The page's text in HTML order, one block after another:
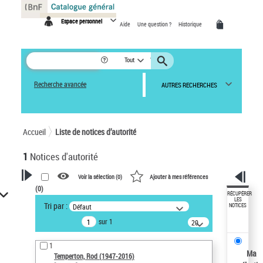
Espace personnel Aide Une question ? Historique
Tout
Recherche avancée AUTRES RECHERCHES
Accueil Liste de notices d’autorité
1 Notices d'autorité
VOTRE RECHERCHE
Recherche avancée dans les
notices d’autorité
Œuvres liées à l'auteur :
Temperton, Rod (1947-2016)
Voir la sélection (0) Ajouter à mes références
(0)
Tri par : Défaut
sur 1
20
résultats/page
1
Temperton, Rod (1947-2016)
RÉCUPÉRER
LES
NOTICES
Ma
Panneau de gestion des cookies